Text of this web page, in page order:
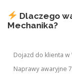
Dlaczego
Mechanika?
Dojazd do klienta w
Naprawy awaryjne